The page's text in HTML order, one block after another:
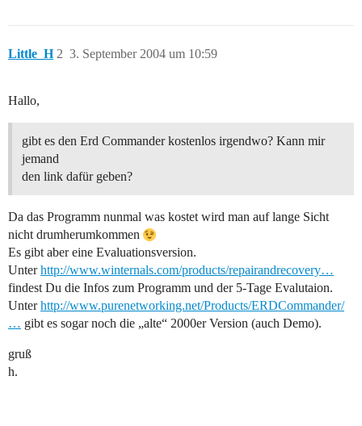
Little_H 3. September 2004 um 10:59
2
Hallo,
gibt es den Erd Commander kostenlos irgendwo? Kann mir
jemand
den link dafür geben?
Da das Programm nunmal was kostet wird man auf lange Sicht
nicht drumherumkommen
Es gibt aber eine Evaluationsversion.
Unterhttp://www.winternals.com/products/repairandrecovery…
findest Du die Infos zum Programm und der 5-Tage Evalutaion.
Unterhttp://www.purenetworking.net/Products/ERDCommander/
… gibt es sogar noch die „alte“ 2000er Version (auch Demo).
gruß
h.